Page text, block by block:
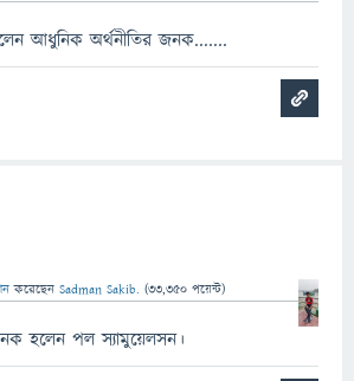
আধুনিক অর্থনীতির জনক.......
করেছেন Sadman Sakib. (33,350 পয়েন্ট)
হলেন পল স্যামুয়েলসন।